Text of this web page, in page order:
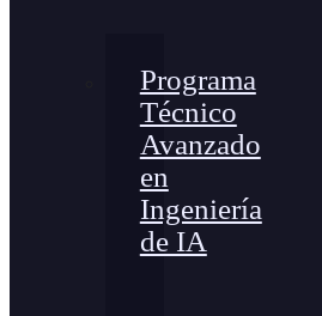
Programa
Técnico
Avanzado
en
Ingeniería
de IA